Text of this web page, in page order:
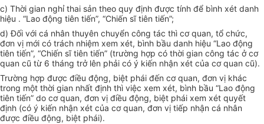
c) Thời gian nghỉ thai sản theo quy định được tính để bình xét danh
hiệu . “Lao động tiên tiến”, “Chiến sĩ tiên tiến”;
d) Đối với cá nhân thuyên chuyển công tác thì cơ quan, tổ chức,
đơn vị mới có trách nhiệm xem xét, bình bầu danh hiệu “Lao động
tiên tiến”, “Chiến sĩ tiên tiến” (trường hợp có thời gian công tác ở cơ
quan cũ từ 6 tháng trở lên phải có ý kiến nhận xét của cơ quan cũ).
Trường hợp được điều động, biệt phái đến cơ quan, đơn vị khác
trong một thời gian nhất định thì việc xem xét, bình bầu “Lao động
tiên tiến” do cơ quan, đơn vị điều động, biệt phái xem xét quyết
định (có ý kiến nhận xét của cơ quan, đơn vị tiếp nhận cá nhân
được điều động, biệt phái).